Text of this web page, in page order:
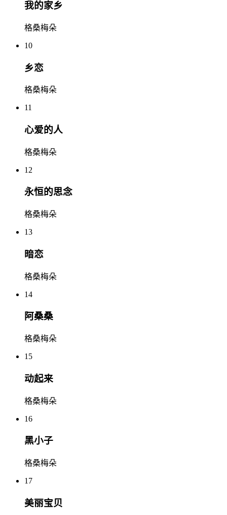
我的家乡
格桑梅朵
10
乡恋
格桑梅朵
11
心爱的人
格桑梅朵
12
永恒的思念
格桑梅朵
13
暗恋
格桑梅朵
14
阿桑桑
格桑梅朵
15
动起来
格桑梅朵
16
黑小子
格桑梅朵
17
美丽宝贝